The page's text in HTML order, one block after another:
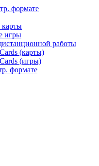
формате
карты
игры
работы
(карты)
(игры)
формате